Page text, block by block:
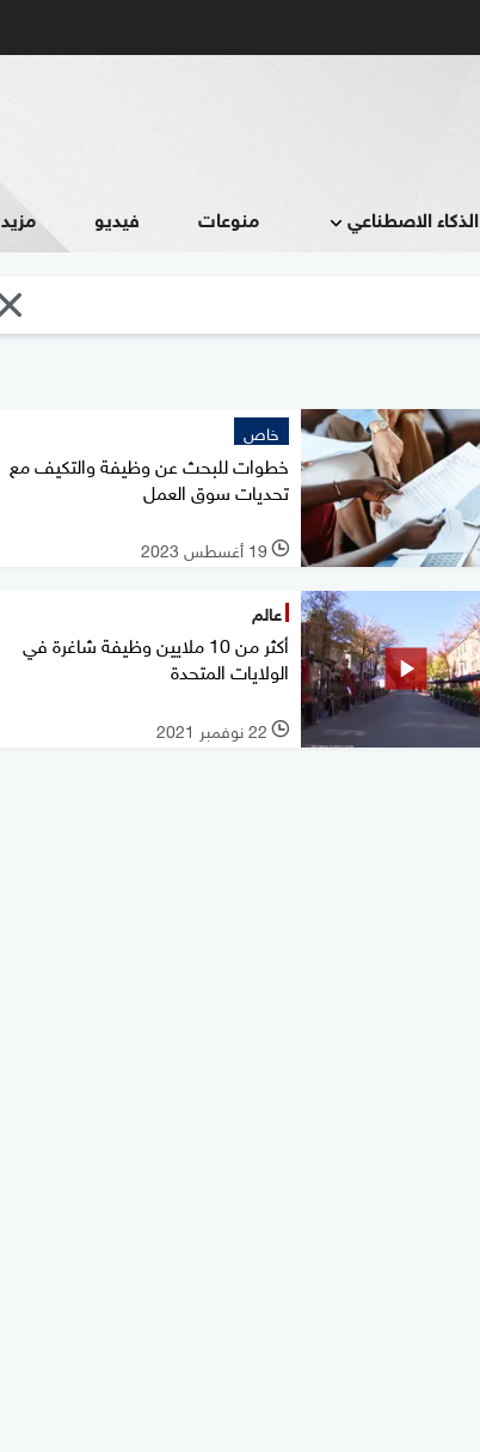
الذكاء الاصطناعي منوعات فيديو مزيد
خاص
خطوات للبحث عن وظيفة والتكيف مع
تحديات سوق العمل
l 19 أغسطس 2023
عالم
أكثر من 10 ملايين وظيفة شاغرة في
الولايات المتحدة
l 22 نوفمبر 2021